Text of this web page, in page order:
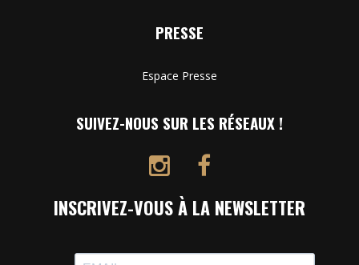
PRESSE
Espace Presse
SUIVEZ-NOUS SUR LES RÉSEAUX !
INSCRIVEZ-VOUS À LA NEWSLETTER